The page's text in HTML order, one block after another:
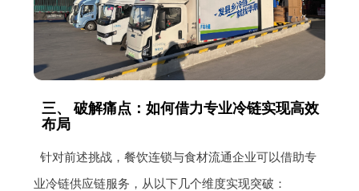
三、 破解痛点：如何借力专业冷链实现高效
布局
针对前述挑战，餐饮连锁与食材流通企业可以借助专
业冷链供应链服务，从以下几个维度实现突破：